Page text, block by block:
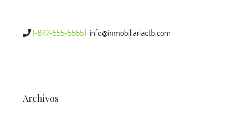
1-847-555-5555 info@inmobiliariactb.com
Archivos